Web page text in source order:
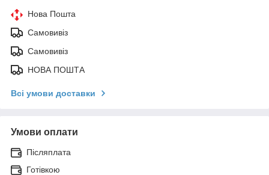
Нова Пошта
Самовивіз
Самовивіз
НОВА ПОШТА
Всі умови доставки
Умови оплати
Післяплата
Готівкою